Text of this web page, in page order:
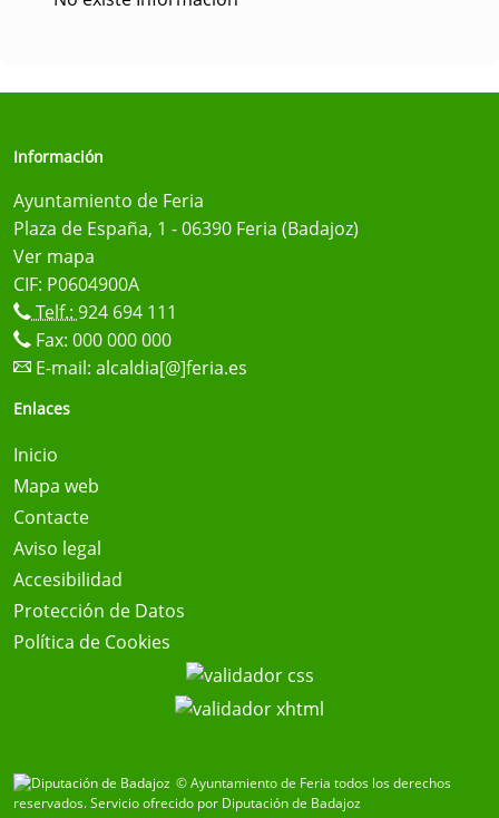
Información
Ayuntamiento de Feria
Plaza de España, 1 - 06390 Feria (Badajoz)
Ver mapa
CIF: P0604900A
Telf.: 924 694 111
Fax: 000 000 000
E-mail: alcaldia[@]feria.es
Enlaces
Inicio
Mapa web
Contacte
Aviso legal
Accesibilidad
Protección de Datos
Política de Cookies
© Ayuntamiento de Feria todos los derechos
reservados.Servicio ofrecido por Diputación de Badajoz